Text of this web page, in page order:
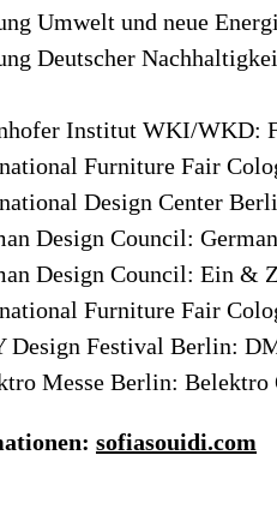
Umwelt und neue
Deutscher
Institut WKI/WKD:
Furniture Fair
Design Center
Design Council:
Design Council: Ein &
Furniture Fair
Design Festival Berlin:
Messe Berlin:
sofiasouidi.com